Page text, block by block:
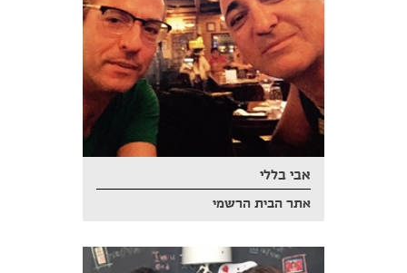
אבי בללי
אתר הבית הרשמי